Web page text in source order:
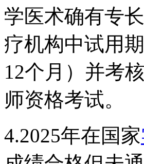
学医术确有专
疗机构中试用
12个月）并考
师资格考试。
4.2025年在国家